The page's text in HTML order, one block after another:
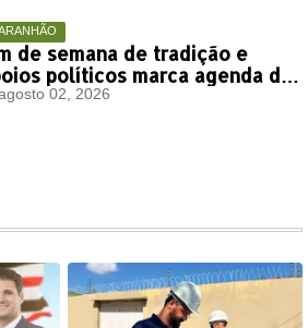
de semana de tradição e
políticos marca agenda de
Brandão em Colinas
02, 2026